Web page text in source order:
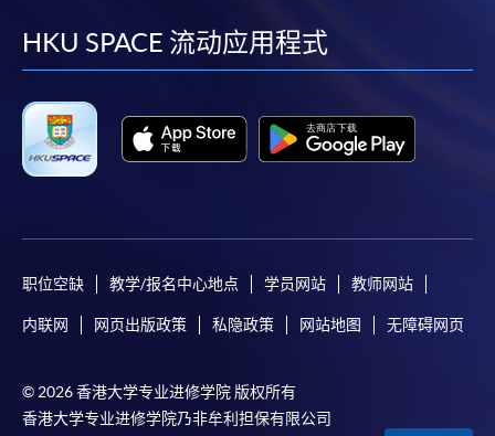
facebook
youtube
linkedin
HKU SPACE 流动应用程式
职位空缺 教学/报名中心地点 学员网站 教师网站
内联网 网页出版政策 私隐政策 网站地图 无障碍网页
© 2026 香港大学专业进修学院 版权所有
香港大学专业进修学院乃非牟利担保有限公司